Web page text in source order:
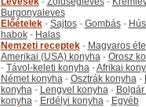
Burgonyaleves
Előételek- Sajtos- Gombás-
habok- Halas
Nemzeti receptek- Magyaros
Amerikai (USA) konyha- Orosz
- Távol-keleti konyha-Afrikai
Német konyha- Osztrák konyha-
konyha- Lengyel konyha-
konyha- Erdélyi konyha- Egyéb